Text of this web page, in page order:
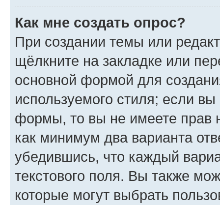
Как мне создать опрос?
При создании темы или
щёлкните на закладке или
основной формой для
используемого стиля; если
формы, то вы не имеете прав
как минимум два варианта
убедившись, что каждый
текстового поля. Вы также
которые могут выбрать